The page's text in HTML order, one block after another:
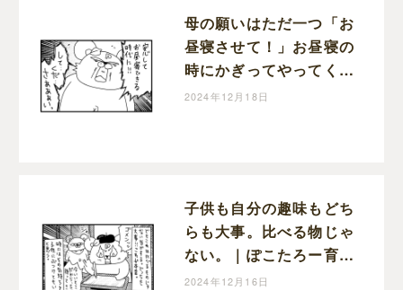
母の願いはただ一つ「お
昼寝させて！」お昼寝の
時にかぎってやってくる
宣伝車｜ぽこたろー育児
2024年12月18日
子供も自分の趣味もどち
らも大事。比べる物じゃ
ない。｜ぽこたろー育児
漫画
2024年12月16日